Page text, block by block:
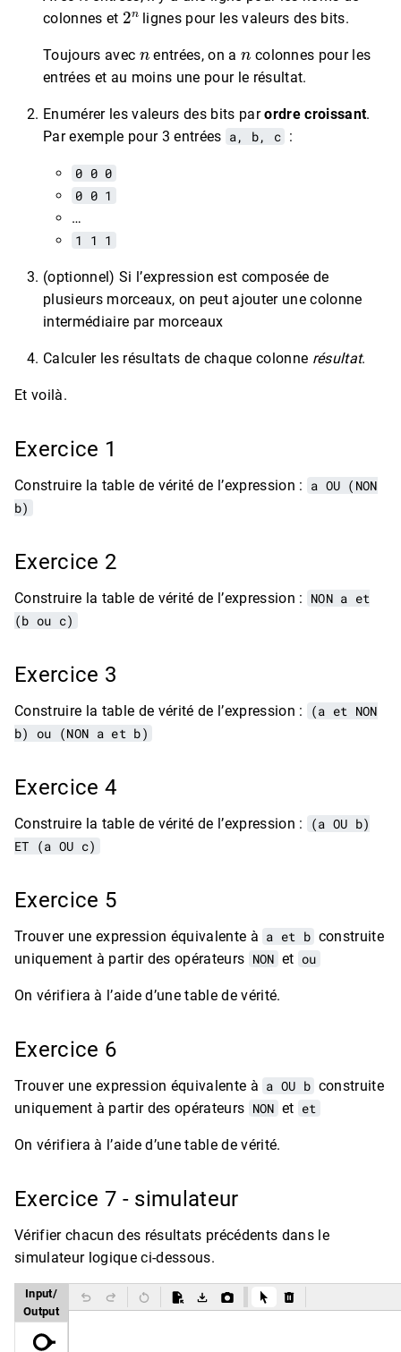
colonnes et
2n
lignes pour les valeurs des bits.
Toujours avec entrées, on a
colonnes pour les
entrées et au moins une pour le résultat.
Enumérer les valeurs des bits parordre croissant.
Par exemple pour 3 entrées a, b, c :
0 0 0
0 0 1
…
1 1 1
(optionnel) Si l’expression est composée de
plusieurs morceaux, on peut ajouter une colonne
intermédiaire par morceaux
Calculer les résultats de chaque colonne résultat.
Et voilà.
Exercice 1
Construire la table de vérité de l’expression : a OU (NON
b)
Exercice 2
Construire la table de vérité de l’expression : NON a et
(b ou c)
Exercice 3
Construire la table de vérité de l’expression :
(a et NON
b) ou (NON a et b)
Exercice 4
Construire la table de vérité de l’expression :
(a OU b)
ET (a OU c)
Exercice 5
Trouver une expression équivalente à a et b construite
uniquement à partir des opérateurs NON et ou
On vérifiera à l’aide d’une table de vérité.
Exercice 6
Trouver une expression équivalente à a OU b construite
uniquement à partir des opérateurs NON et et
On vérifiera à l’aide d’une table de vérité.
Exercice 7 - simulateur
Vérifier chacun des résultats précédents dans le
simulateur logique ci-dessous.